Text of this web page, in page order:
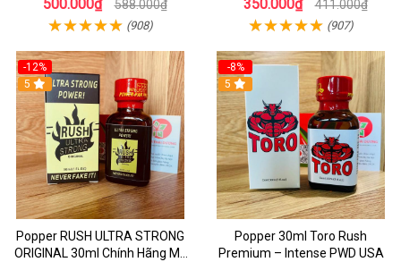
500.000₫ 588.000₫
(908)
TOP BOT
350.000₫ 411.000₫
(907)
-12%
5
Popper RUSH ULTRA STRONG
ORIGINAL 30ml Chính Hãng Mỹ
-8%
5
Popper 30ml Toro Rush
Premium – Intense PWD USA